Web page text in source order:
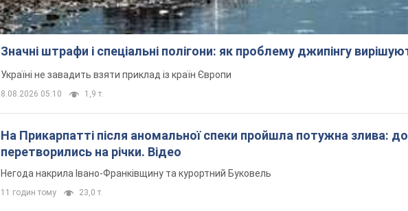
Значні штрафи і спеціальні полігони: як проблему джипінгу
Україні не завадить взяти приклад із країн Європи
8.08.2026 05:10 1,9 т.
На Прикарпатті після аномальної спеки пройшла потужна злива:
перетворились на річки. Відео
Негода накрила Івано-Франківщину та курортний Буковель
11 годин тому 23,0 т.